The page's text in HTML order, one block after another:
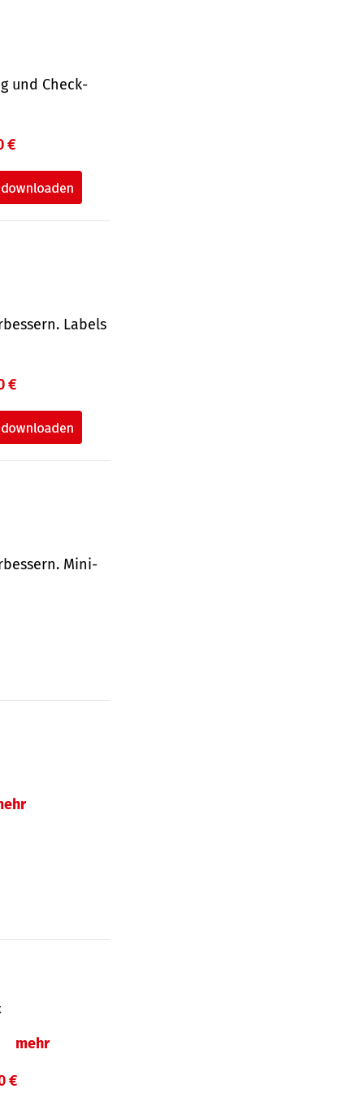
und Check­
€
Labels
€
Mini-
mehr
€